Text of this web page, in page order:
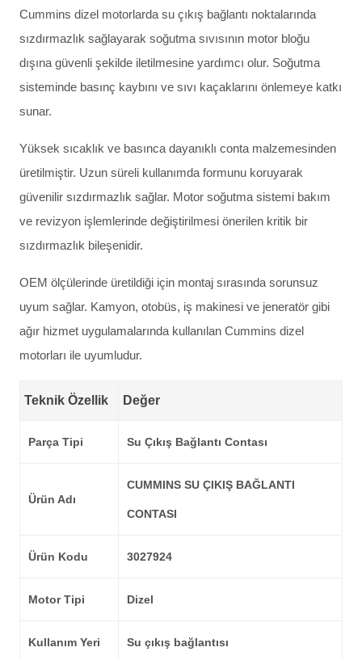
Cummins dizel motorlarda su çıkış bağlantı noktalarında
sızdırmazlık sağlayarak soğutma sıvısının motor bloğu
dışına güvenli şekilde iletilmesine yardımcı olur. Soğutma
sisteminde basınç kaybını ve sıvı kaçaklarını önlemeye katkı
sunar.
Yüksek sıcaklık ve basınca dayanıklı conta malzemesinden
üretilmiştir. Uzun süreli kullanımda formunu koruyarak
güvenilir sızdırmazlık sağlar. Motor soğutma sistemi bakım
ve revizyon işlemlerinde değiştirilmesi önerilen kritik bir
sızdırmazlık bileşenidir.
OEM ölçülerinde üretildiği için montaj sırasında sorunsuz
uyum sağlar. Kamyon, otobüs, iş makinesi ve jeneratör gibi
ağır hizmet uygulamalarında kullanılan Cummins dizel
motorları ile uyumludur.
Teknik Özellik Değer
Parça Tipi Su Çıkış Bağlantı Contası
Ürün Adı
CUMMINS SU ÇIKIŞ BAĞLANTI
CONTASI
Ürün Kodu 3027924
Motor Tipi Dizel
Kullanım Yeri Su çıkış bağlantısı